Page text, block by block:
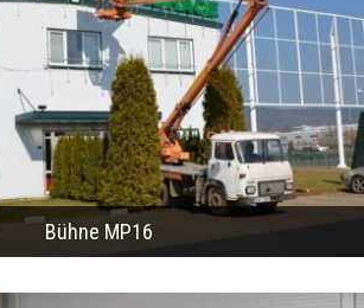
Bühne MP16